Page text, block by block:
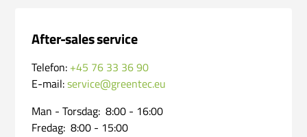
After-sales service
Telefon: +45 76 33 36 90
E-mail:service@greentec.eu
Man - Torsdag: 8:00 - 16:00
Fredag: 8:00 - 15:00